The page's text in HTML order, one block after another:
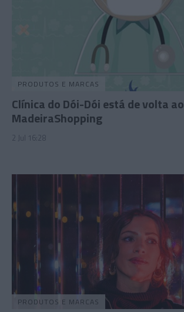
PRODUTOS E MARCAS
Clínica do Dói-Dói está de volta ao
MadeiraShopping
2 Jul 16:28
PRODUTOS E MARCAS